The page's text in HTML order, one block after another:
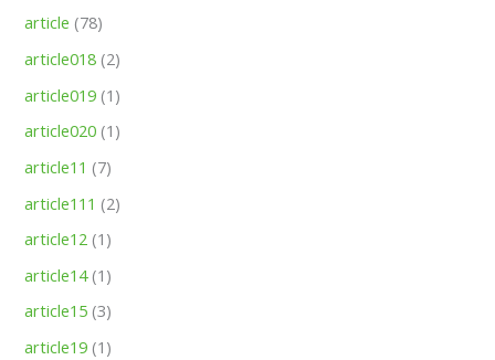
article (78)
article018 (2)
article019 (1)
article020 (1)
article11 (7)
article111 (2)
article12 (1)
article14(1)
article15 (3)
article19 (1)